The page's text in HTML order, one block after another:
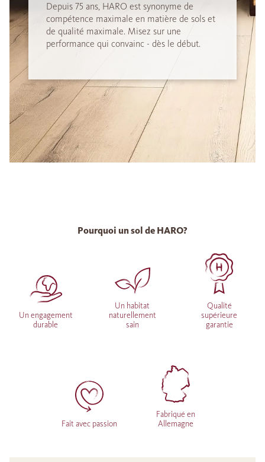
Depuis 75 ans, HARO est synonyme de
compétence maximale en matière de sols et
de qualité maximale. Misez sur une
performance qui convainc - dès le début.
Pourquoi un sol de HARO?
Un engagement
durable
Un habitat
naturellement
sain
Qualité
supérieure
garantie
Fait avec passion
Fabriqué en
Allemagne